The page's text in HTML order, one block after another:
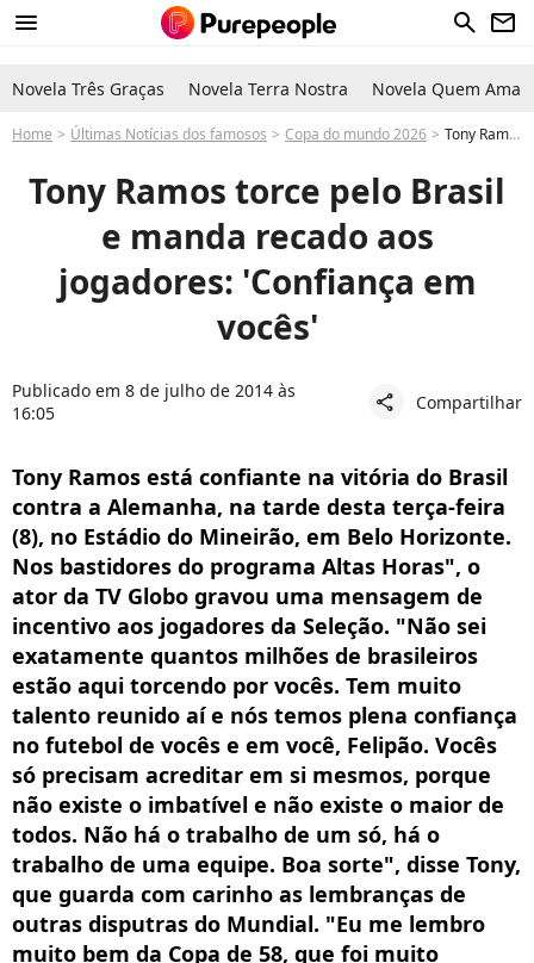
menu search newsletter
Novela Três Graças Novela Terra Nostra Novela Quem Ama
Home Últimas Notícias dos famosos Copa do mundo 2026 Tony Ramos torce pelo Brasil e manda recado aos jogadores: 'Confiança em vocês'
Tony Ramos torce pelo Brasil
e manda recado aos
jogadores: 'Confiança em
vocês'
Publicado em 8 de julho de 2014 às
16:05
share Compartilhar
Tony Ramos está confiante na vitória do Brasil
contra a Alemanha, na tarde desta terça-feira
(8), no Estádio do Mineirão, em Belo Horizonte.
Nos bastidores do programa Altas Horas", o
ator da TV Globo gravou uma mensagem de
incentivo aos jogadores da Seleção. "Não sei
exatamente quantos milhões de brasileiros
estão aqui torcendo por vocês. Tem muito
talento reunido aí e nós temos plena confiança
no futebol de vocês e em você, Felipão. Vocês
só precisam acreditar em si mesmos, porque
não existe o imbatível e não existe o maior de
todos. Não há o trabalho de um só, há o
trabalho de uma equipe. Boa sorte", disse Tony,
que guarda com carinho as lembranças de
outras disputras do Mundial. "Eu me lembro
muito bem da Copa de 58, que foi muito